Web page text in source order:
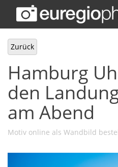
Zurück
Hamburg
den
am Abend
Motiv online als Wandbild